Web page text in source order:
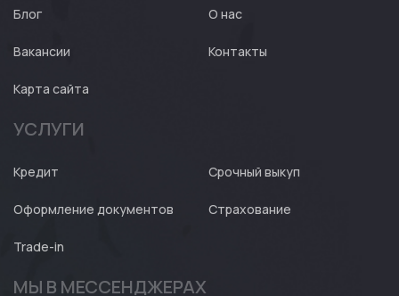
Блог О нас
Вакансии Контакты
Карта сайта
УСЛУГИ
Кредит Срочный выкуп
Оформление документов Страхование
Trade-in
МЫ В МЕССЕНДЖЕРАХ